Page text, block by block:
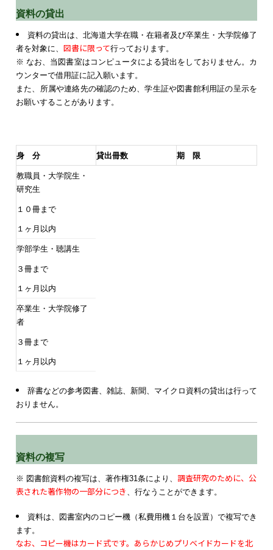
資料の貸出
資料の貸出は、北海道大学在職・在籍者及び卒業生・大学院修了
者を対象に、 図書に限って行っております。
※ なお、当図書室はコンピュータによる貸出をしておりません。カ
ウンターで借用証に記入願います。
また、所属や連絡先の確認のため、学生証や図書館利用証の呈示を
お願いすることがあります。
身 分 貸出冊数 期 限
教職員・大学院生・
研究生
１０冊まで
１ヶ月以内
学部学生・聴講生
３冊まで
１ヶ月以内
卒業生・大学院修了
者
３冊まで
１ヶ月以内
辞書などの参考図書、雑誌、新聞、マイクロ資料の貸出は行って
おりません。
資料の複写
※ 図書館資料の複写は、著作権31条により、 調査研究のために、公
表された著作物の一部分につき
、行なうことができます。
資料は、図書室内のコピー機（私費用機１台を設置）で複写でき
ます。
なお、コピー機はカード式です。あらかじめプリベイドカードを北